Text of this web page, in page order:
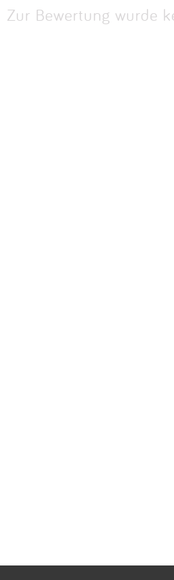
Zur Bewertung wurde